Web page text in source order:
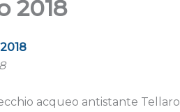
2018
acqueo antistante Tellaro